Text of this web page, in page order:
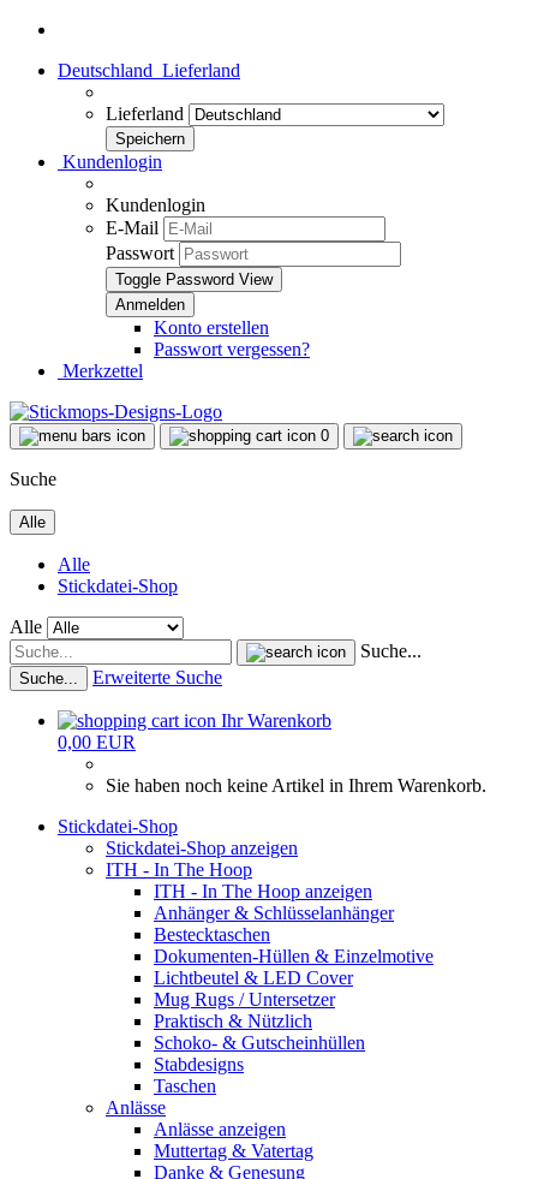
Deutschland Lieferland
Lieferland
Kundenlogin
Kundenlogin
E-Mail
Passwort
Toggle Password View
Konto erstellen
Passwort vergessen?
Merkzettel
0
Suche
Alle
Alle
Stickdatei-Shop
Alle
Suche...
Suche... Erweiterte Suche
Ihr Warenkorb
0,00 EUR
Sie haben noch keine Artikel in Ihrem Warenkorb.
Stickdatei-Shop
Stickdatei-Shop anzeigen
ITH - In The Hoop
ITH - In The Hoop anzeigen
Anhänger & Schlüsselanhänger
Bestecktaschen
Dokumenten-Hüllen & Einzelmotive
Lichtbeutel & LED Cover
Mug Rugs / Untersetzer
Praktisch & Nützlich
Schoko- & Gutscheinhüllen
Stabdesigns
Taschen
Anlässe
Anlässe anzeigen
Muttertag & Vatertag
Danke & Genesung